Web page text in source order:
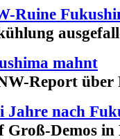
Ruine
mahnt
Report über
Jahre nach
Demos in